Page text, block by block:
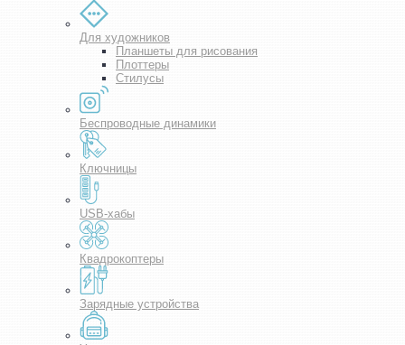
Для художников
Планшеты для рисования
Плоттеры
Стилусы
Беспроводные динамики
Ключницы
USB-хабы
Квадрокоптеры
Зарядные устройства